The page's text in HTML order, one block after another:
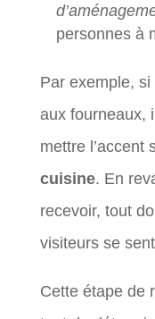
personnes à
Par exemple,
aux fourneaux,
mettre l’accent
cuisine. En
recevoir, tout
visiteurs se
Cette étape de